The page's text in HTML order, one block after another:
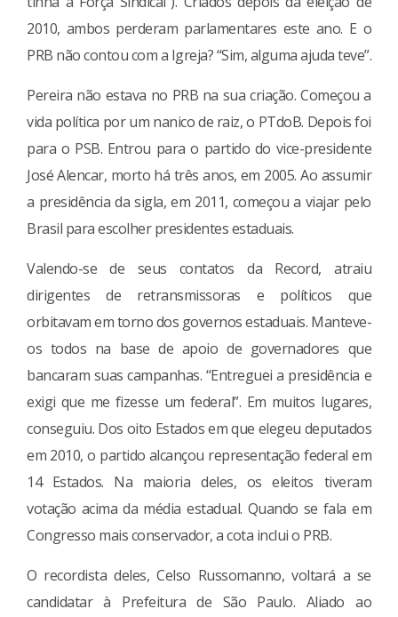
2010, ambos perderam parlamentares este ano. E o
PRB não contou com a Igreja? “Sim, alguma ajuda teve”.
Pereira não estava no PRB na sua criação. Começou a
vida política por um nanico de raiz, o PTdoB. Depois foi
para o PSB. Entrou para o partido do vice-presidente
José Alencar, morto há três anos, em 2005. Ao assumir
a presidência da sigla, em 2011, começou a viajar pelo
Brasil para escolher presidentes estaduais.
Valendo-se de seus contatos da Record, atraiu
dirigentes de retransmissoras e políticos que
orbitavam em torno dos governos estaduais. Manteve-
os todos na base de apoio de governadores que
bancaram suas campanhas. “Entreguei a presidência e
exigi que me fizesse um federal”. Em muitos lugares,
conseguiu. Dos oito Estados em que elegeu deputados
em 2010, o partido alcançou representação federal em
14 Estados. Na maioria deles, os eleitos tiveram
votação acima da média estadual. Quando se fala em
Congresso mais conservador, a cota inclui o PRB.
O recordista deles, Celso Russomanno, voltará a se
candidatar à Prefeitura de São Paulo. Aliado ao